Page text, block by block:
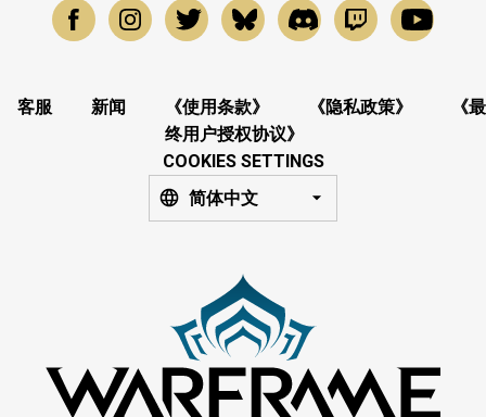
客服 新闻 《使用条款》 《隐私政策》
《最
终用户授权协议》
COOKIES SETTINGS
简体中文